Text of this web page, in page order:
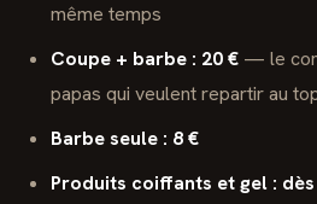
même temps
Coupe + barbe : 20 € — le
papas qui veulent repartir au
Barbe seule : 8 €
Produits coiffants et gel : dès